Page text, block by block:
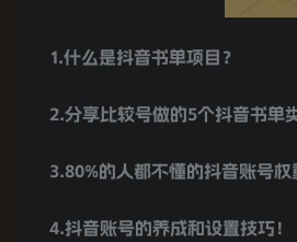
1.什么是抖音书单项目？
2.分享比较号做的5个抖音书单
3.80%的人都不懂的抖音账号权
4.抖音账号的养成和设置技巧！